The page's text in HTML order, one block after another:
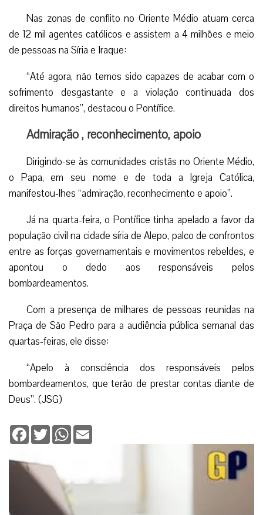
Nas zonas de conflito no Oriente Médio atuam cerca
de 12 mil agentes católicos e assistem a 4 milhões e meio
de pessoas na Síria e Iraque:
“Até agora, não temos sido capazes de acabar com o
sofrimento desgastante e a violação continuada dos
direitos humanos”, destacou o Pontífice.
Admiração , reconhecimento, apoio
Dirigindo-se às comunidades cristãs no Oriente Médio,
o Papa, em seu nome e de toda a Igreja Católica,
manifestou-lhes “admiração, reconhecimento e apoio”.
Já na quarta-feira, o Pontífice tinha apelado a favor da
população civil na cidade síria de Alepo, palco de confrontos
entre as forças governamentais e movimentos rebeldes, e
apontou o dedo aos responsáveis pelos
bombardeamentos.
Com a presença de milhares de pessoas reunidas na
Praça de São Pedro para a audiência pública semanal das
quartas-feiras, ele disse:
“Apelo à consciência dos responsáveis pelos
bombardeamentos, que terão de prestar contas diante de
Deus”. (JSG)
Facebook
TwitterWhatsApp